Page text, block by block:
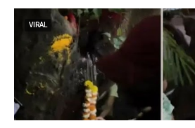
VIRAL